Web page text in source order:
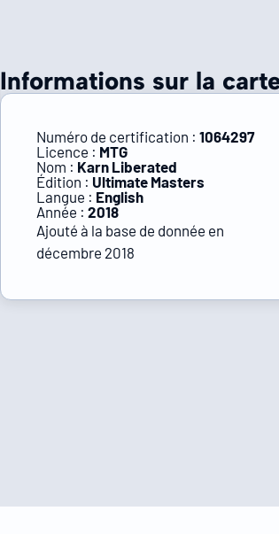
Informations sur la
Numéro de certification :1064297
Licence : MTG
Nom : Karn Liberated
Édition : Ultimate Masters
Langue : English
Année :2018
Ajouté à la base de donnée en
décembre 2018